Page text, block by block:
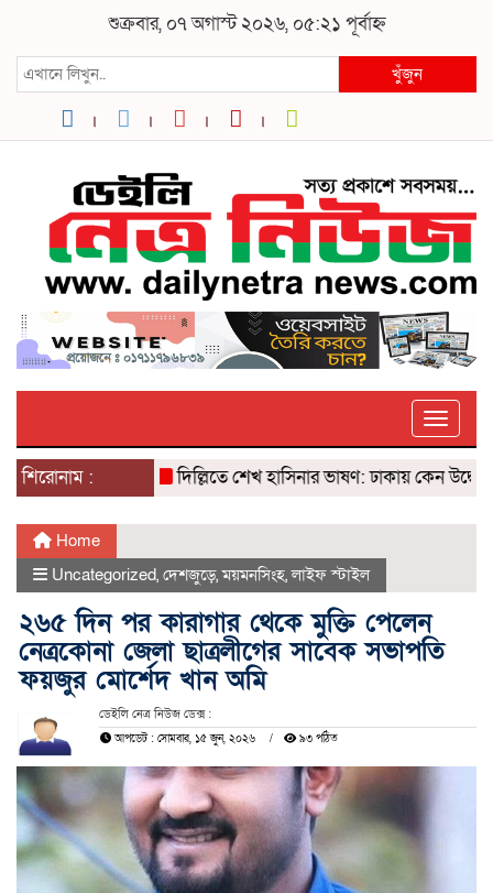
শুক্রবার, ০৭ অগাস্ট ২০২৬, ০৫:২১ পূর্বাহ্ন
খুঁজুন
শিরোনাম : দিল্লিতে শেখ হাসিনার ভাষণ: ঢাকায় কেন উদ্বেগ?
Home
Uncategorized, দেশজুড়ে,ময়মনসিংহ,লাইফ স্টাইল
২৬৫ দিন পর কারাগার থেকে মুক্তি পেলেন
নেত্রকোনা জেলা ছাত্রলীগের সাবেক সভাপতি
ফয়জুর মোর্শেদ খান অমি
ডেইলি নেত্র নিউজ ডেক্স :
আপডেট : সোমবার, ১৫ জুন, ২০২৬ ৯৩ পঠিত